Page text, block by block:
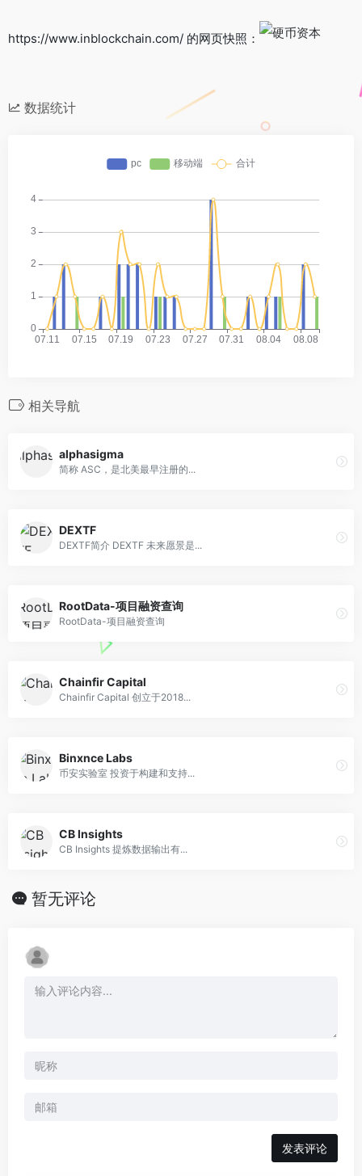
https://www.inblockchain.com/ 的网页快照：
数据统计
相关导航
alphasigma
简称 ASC，是北美最早注册的...
DEXTF
DEXTF简介 DEXTF 未来愿景是...
RootData-项目融资查询
RootData-项目融资查询
Chainfir Capital
Chainfir Capital 创立于2018...
Binxnce Labs
币安实验室 投资于构建和支持...
CB Insights
CB Insights 提炼数据输出有...
暂无评论
发表评论